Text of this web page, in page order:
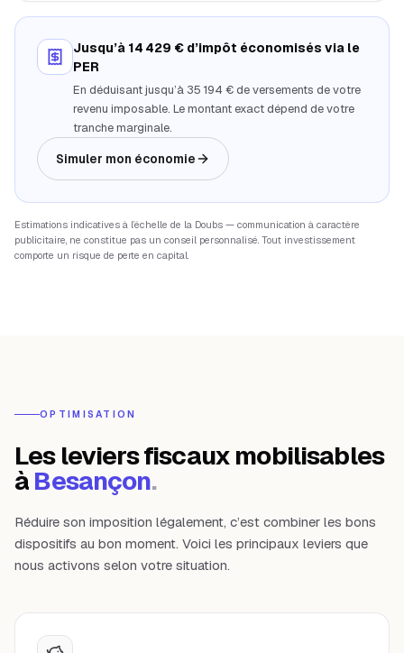
Jusqu’à 14 429 € d’impôt économisés via le
PER
En déduisant jusqu’à 35 194 € de versements de votre
revenu imposable. Le montant exact dépend de votre
tranche marginale.
Simuler mon économie
Estimations indicatives à l’échelle de la Doubs — communication à caractère
publicitaire, ne constitue pas un conseil personnalisé. Tout investissement
comporte un risque de perte en capital.
OPTIMISATION
Les leviers fiscaux mobilisables
àBesançon.
Réduire son imposition légalement, c’est combiner les bons
dispositifs au bon moment. Voici les principaux leviers que
nous activons selon votre situation.